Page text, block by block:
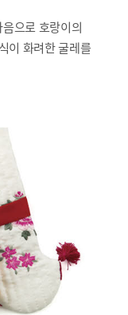
으로 호랑이의
이 화려한 굴레를